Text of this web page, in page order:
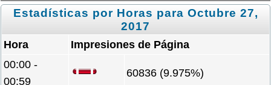
Estadísticas por Horas para Octubre 27,
2017
Hora
Impresiones de Página
00:00 -
00:59
60836 (9.975%)